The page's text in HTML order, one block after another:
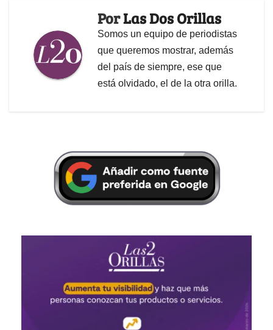
PorLas Dos Orillas
Somos un equipo de periodistas
que queremos mostrar, además
del país de siempre, ese que
está olvidado, el de la otra orilla.